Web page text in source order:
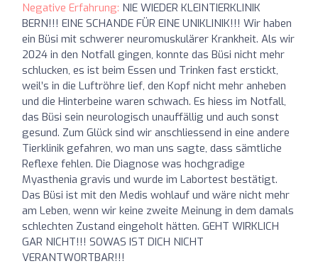
Negative Erfahrung: NIE WIEDER KLEINTIERKLINIK
BERN!!! EINE SCHANDE FÜR EINE UNIKLINIK!!! Wir haben
ein Büsi mit schwerer neuromuskulärer Krankheit. Als wir
2024 in den Notfall gingen, konnte das Büsi nicht mehr
schlucken, es ist beim Essen und Trinken fast erstickt,
weil’s in die Luftröhre lief, den Kopf nicht mehr anheben
und die Hinterbeine waren schwach. Es hiess im Notfall,
das Büsi sein neurologisch unauffällig und auch sonst
gesund. Zum Glück sind wir anschliessend in eine andere
Tierklinik gefahren, wo man uns sagte, dass sämtliche
Reflexe fehlen. Die Diagnose was hochgradige
Myasthenia gravis und wurde im Labortest bestätigt.
Das Büsi ist mit den Medis wohlauf und wäre nicht mehr
am Leben, wenn wir keine zweite Meinung in dem damals
schlechten Zustand eingeholt hätten. GEHT WIRKLICH
GAR NICHT!!! SOWAS IST DICH NICHT
VERANTWORTBAR!!!